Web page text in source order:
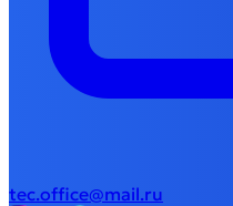
tec.office@mail.ru